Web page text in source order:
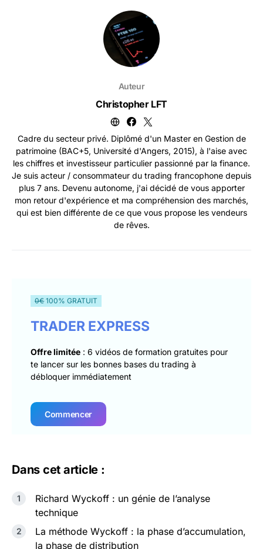
Auteur
Christopher LFT
Cadre du secteur privé. Diplômé d'un Master en Gestion de
patrimoine (BAC+5, Université d'Angers, 2015), à l'aise avec
les chiffres et investisseur particulier passionné par la finance.
Je suis acteur / consommateur du trading francophone depuis
plus 7 ans. Devenu autonome, j'ai décidé de vous apporter
mon retour d'expérience et ma compréhension des marchés,
qui est bien différente de ce que vous propose les vendeurs
de rêves.
0€100% GRATUIT
TRADER EXPRESS
Offre limitée : 6 vidéos de formation gratuites pour
te lancer sur les bonnes bases du trading à
débloquer immédiatement
Commencer
Dans cet article :
Richard Wyckoff : un génie de l’analyse
technique
La méthode Wyckoff : la phase d’accumulation,
la phase de distribution